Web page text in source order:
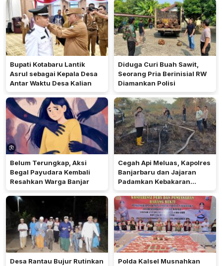
Bupati Kotabaru Lantik
Asrul sebagai Kepala Desa
Antar Waktu Desa Kalian
Diduga Curi Buah Sawit,
Seorang Pria Berinisial RW
Diamankan Polisi
Belum Terungkap, Aksi
Begal Payudara Kembali
Resahkan Warga Banjar
Cegah Api Meluas, Kapolres
Banjarbaru dan Jajaran
Padamkan Kebakaran
Lahan
Desa Rantau Bujur Rutinkan
Polda Kalsel Musnahkan